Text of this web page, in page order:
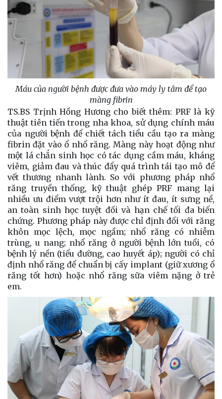
Máu của người bệnh được đưa vào máy ly tâm để tạo
màng fibrin
TS.BS Trịnh Hồng Hương cho biết thêm: PRF là kỹ
thuật tiên tiến trong nha khoa, sử dụng chính máu
của người bệnh để chiết tách tiểu cầu tạo ra màng
fibrin đặt vào ổ nhổ răng. Màng này hoạt động như
một lá chắn sinh học có tác dụng cầm máu, kháng
viêm, giảm đau và thúc đẩy quá trình tái tạo mô để
vết thương nhanh lành. So với phương pháp nhổ
răng truyền thống, kỹ thuật ghép PRF mang lại
nhiều ưu điểm vượt trội hơn như ít đau, ít sưng nề,
an toàn sinh học tuyệt đối và hạn chế tối đa biến
chứng. Phương pháp này được chỉ định đối với răng
khôn mọc lệch, mọc ngầm; nhổ răng có nhiễm
trùng, u nang; nhổ răng ở người bệnh lớn tuổi, có
bệnh lý nền (tiểu đường, cao huyết áp); người có chỉ
định nhổ răng để chuẩn bị cấy implant (giữ xương ổ
răng tốt hơn) hoặc nhổ răng sữa viêm nặng ở trẻ
em.